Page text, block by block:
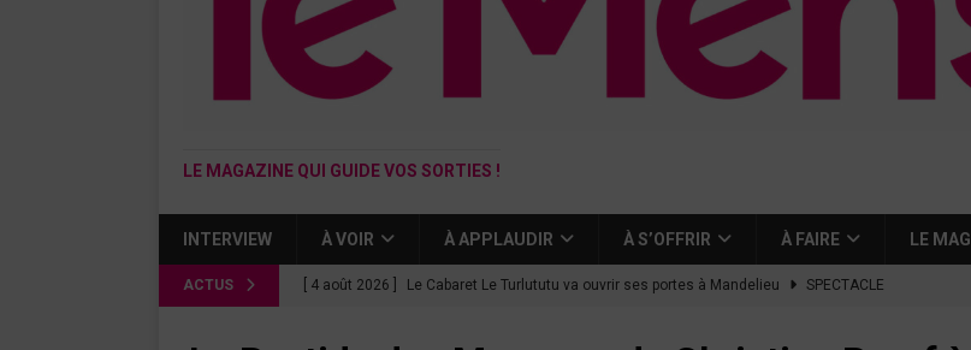
LE MAGAZINE QUI GUIDE VOS SORTIES !
INTERVIEW À VOIR À APPLAUDIR À S’OFFRIR À FAIRE LE MAG
ACTUS [ 4 août 2026 ] Le Cabaret Le Turlututu va ouvrir ses portes à Mandelieu SPECTACLE